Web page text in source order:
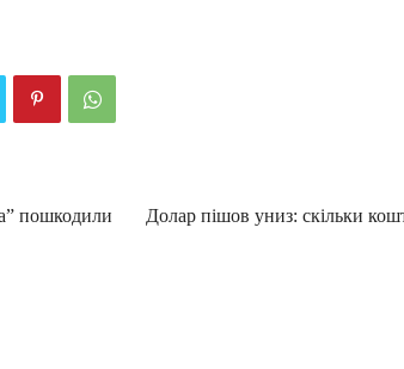
пошкодили
Долар пішов униз: скільки